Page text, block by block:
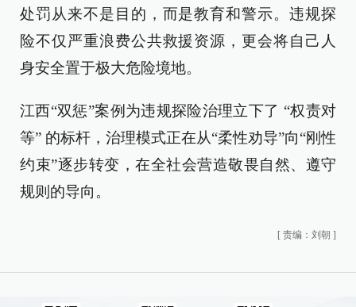
处罚从来不是目的，而是教育和警示。违规探
险不仅严重浪费公共救援资源，更会将自己人
身安全置于极大危险境地。
江西“双惩”案例为违规探险治理立下了 “权责对
等” 的标杆，治理模式正在从“柔性劝导”向“刚性
约束”逐步转变，在全社会营造敬畏自然、遵守
规则的导向。
[ 责编：刘朝 ]